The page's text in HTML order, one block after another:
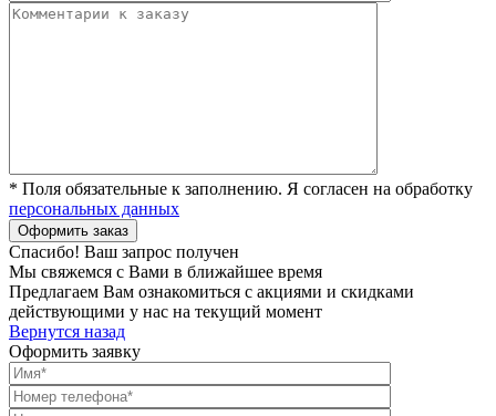
* Поля обязательные к заполнению. Я согласен на обработку
персональных данных
Спасибо! Ваш запрос получен
Мы свяжемся с Вами в ближайшее время
Предлагаем Вам ознакомиться с акциями и скидками
действующими у нас на текущий момент
Вернутся назад
Оформить заявку